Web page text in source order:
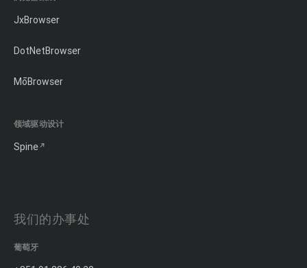
JxBrowser
DotNetBrowser
MōBrowser
领域驱动设计
Spine
我们的办事处
葡萄牙